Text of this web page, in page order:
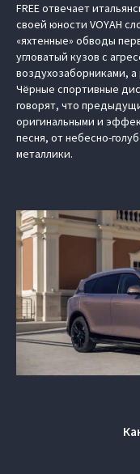
FREE отвечает
своей юности VOYAH
«яхтенные» обводы
угловатый кузов с
воздухозаборниками,
Чёрные спортивные
говорят, что
оригинальными и
песня, от небесно-
металлики.